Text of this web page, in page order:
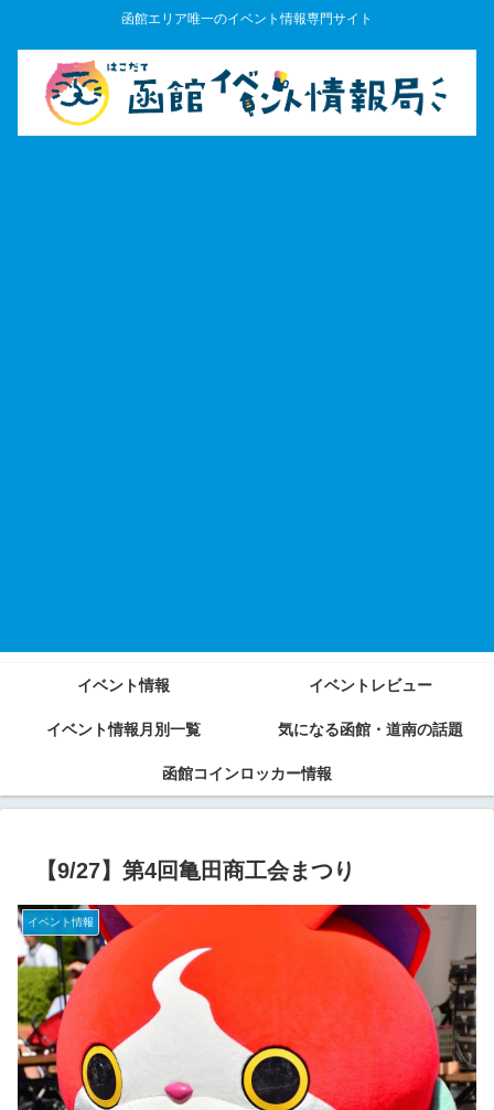
函館エリア唯一のイベント情報専門サイト
イベント情報 イベントレビュー
イベント情報月別一覧 気になる函館・道南の話題
函館コインロッカー情報
【9/27】第4回亀田商工会まつり
イベント情報